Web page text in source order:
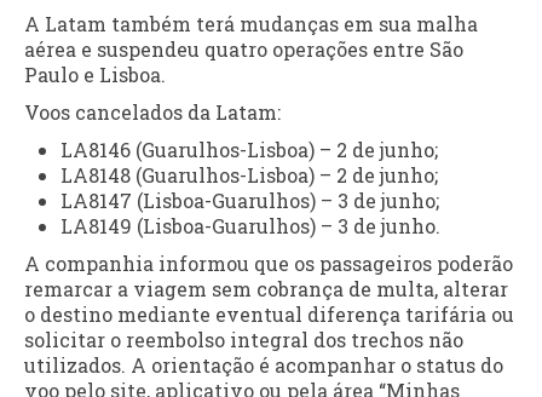
A Latam também terá mudanças em sua malha
aérea e suspendeu quatro operações entre São
Paulo e Lisboa.
Voos cancelados da Latam:
LA8146 (Guarulhos-Lisboa) – 2 de junho;
LA8148 (Guarulhos-Lisboa) – 2 de junho;
LA8147 (Lisboa-Guarulhos) – 3 de junho;
LA8149 (Lisboa-Guarulhos) – 3 de junho.
A companhia informou que os passageiros poderão
remarcar a viagem sem cobrança de multa, alterar
o destino mediante eventual diferença tarifária ou
solicitar o reembolso integral dos trechos não
utilizados. A orientação é acompanhar o status do
voo pelo site, aplicativo ou pela área “Minhas